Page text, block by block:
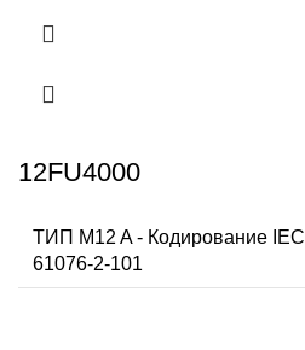
12FU4000
ТИП M12 A - Кодирование IEC
61076-2-101